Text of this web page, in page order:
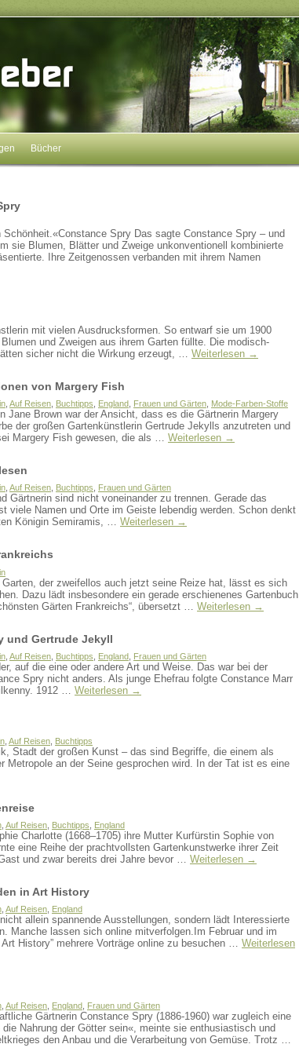
Bücher
Spry Das sagte Constance Spry – und
sie Blumen, Blätter und Zweige unkonventionell kombinierte
Ihre Zeitgenossen verbanden mit ihrem Namen
mit vielen Ausdrucksformen. So entwarf sie um 1900
und Zweigen aus ihrem Garten füllte. Die modisch-
sicher nicht die Wirkung erzeugt, … Weiterlesen →
von Margery Fish
Auf Reisen Buchtipps England Frauen und Gärten Mode-Farben-Stoffe
Jane Brown war der Ansicht, dass es die Gärtnerin Margery
der großen Gartenkünstlerin Gertrude Jekylls anzutreten und
Margery Fish gewesen, die als … Weiterlesen →
Auf Reisen Buchtipps Frauen und Gärten
Gärtnerin sind nicht voneinander zu trennen. Gerade das
viele Namen und Orte im Geiste lebendig werden. Schon denkt
Königin Semiramis, … Weiterlesen →
der zweifellos auch jetzt seine Reize hat, lässt es sich
Dazu lädt insbesondere ein gerade erschienenes Gartenbuch
Gärten Frankreichs“, übersetzt … Weiterlesen →
und Gertrude Jekyll
Auf Reisen Buchtipps England Frauen und Gärten
auf die eine oder andere Art und Weise. Das war bei der
Spry nicht anders. Als junge Ehefrau folgte Constance Marr
1912 … Weiterlesen →
Auf Reisen Buchtipps
Stadt der großen Kunst – das sind Begriffe, die einem als
Metropole an der Seine gesprochen wird. In der Tat ist es eine
Auf Reisen Buchtipps England
Charlotte (1668–1705) ihre Mutter Kurfürstin Sophie von
eine Reihe der prachtvollsten Gartenkunstwerke ihrer Zeit
und zwar bereits drei Jahre bevor … Weiterlesen →
in Art History
Auf Reisen England
allein spannende Ausstellungen, sondern lädt Interessierte
Manche lassen sich online mitverfolgen.Im Februar und im
History” mehrere Vorträge online zu besuchen … Weiterlesen
Auf Reisen England Frauen und Gärten
Gärtnerin Constance Spry (1886-1960) war zugleich eine
Nahrung der Götter sein«, meinte sie enthusiastisch und
den Anbau und die Verarbeitung von Gemüse. Trotz …